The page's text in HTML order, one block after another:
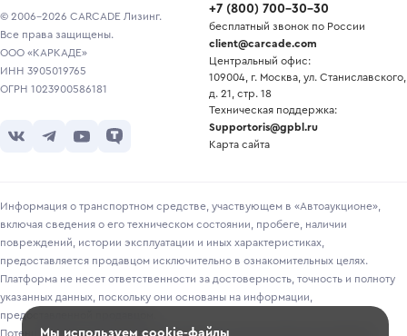
© 2006-2026 CARCADE Лизинг.
Все права защищены.
ООО «КАРКАДЕ»
ИНН 3905019765
ОГРН 1023900586181
+7 (800) 700-30-30
бесплатный звонок по России
client@carcade.com
Центральный офис:
109004, г. Москва, ул. Станиславского,
д. 21, стр. 18
Техническая поддержка:
Supportoris@gpbl.ru
Карта сайта
Информация о транспортном средстве, участвующем в «Автоаукционе»,
включая сведения о его техническом состоянии, пробеге, наличии
повреждений, истории эксплуатации и иных характеристиках,
предоставляется продавцом исключительно в ознакомительных целях.
Платформа не несет ответственности за достоверность, точность и полноту
указанных данных, поскольку они основаны на информации,
предоставленной продавцом.
Потенциальным покупателям рекомендуется самостоятельно проверять
Мы используем cookie-файлы